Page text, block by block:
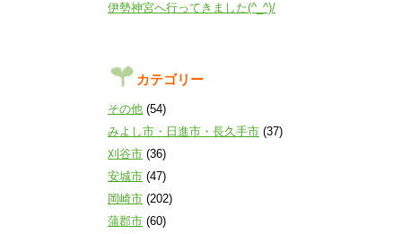
伊勢神宮へ行ってきました(^_^)/
カテゴリー
その他 (54)
みよし市・日進市・長久手市 (37)
刈谷市 (36)
安城市 (47)
岡崎市 (202)
蒲郡市 (60)